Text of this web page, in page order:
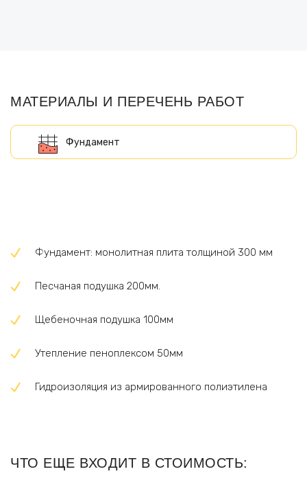
МАТЕРИАЛЫ И ПЕРЕЧЕНЬ РАБОТ
Фундамент: монолитная плита толщиной 300 мм
Песчаная подушка 200мм.
Щебеночная подушка 100мм
Утепление пеноплексом 50мм
Гидроизоляция из армированного полиэтилена
ЧТО ЕЩЕ ВХОДИТ В СТОИМОСТЬ: